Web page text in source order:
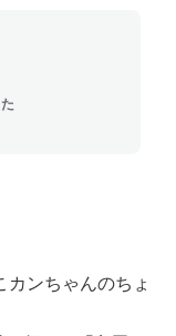
ンちゃんのちょ